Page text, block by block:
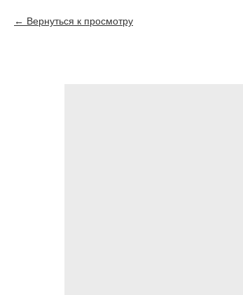
Вернуться к просмотру